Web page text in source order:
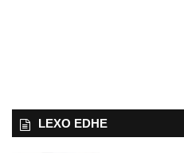
LEXO EDHE